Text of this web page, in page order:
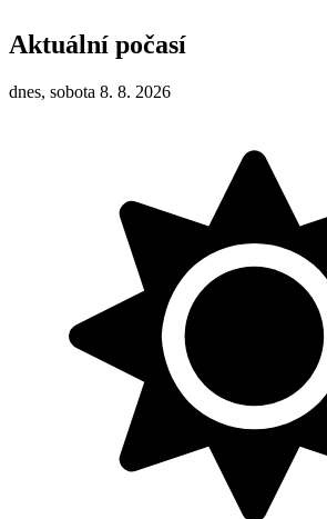
Aktuální počasí
dnes, sobota 8. 8. 2026